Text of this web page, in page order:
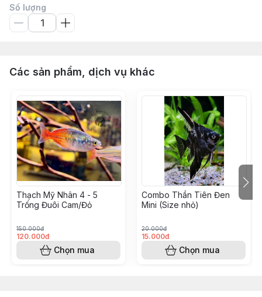
Số lượng
Các sản phẩm, dịch vụ khác
Thạch Mỹ Nhân 4 - 5
Trống Đuôi Cam/Đỏ
150.000đ
120.000đ
Chọn mua
Combo Thần Tiên Đen
Mini (Size nhỏ)
20.000đ
15.000đ
Chọn mua